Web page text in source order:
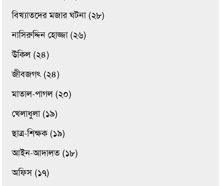
বিখ্যাতদের মজার ঘটনা (২৮)
নাসিরুদ্দিন হোজ্জা (২৬)
উকিল (২৪)
জীবজগৎ (২৪)
মাতাল-পাগল (২০)
খেলাধুলা (১৯)
ছাত্র-শিক্ষক (১৯)
আইন-আদালত (১৮)
অফিস (১৭)